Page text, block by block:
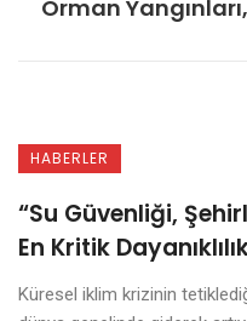
Orman
HABERLER
“Su Güvenliği,
En Kritik
Küresel iklim krizinin